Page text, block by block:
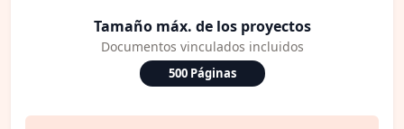
Tamaño máx. de los proyectos
Documentos vinculados incluidos
500 Páginas